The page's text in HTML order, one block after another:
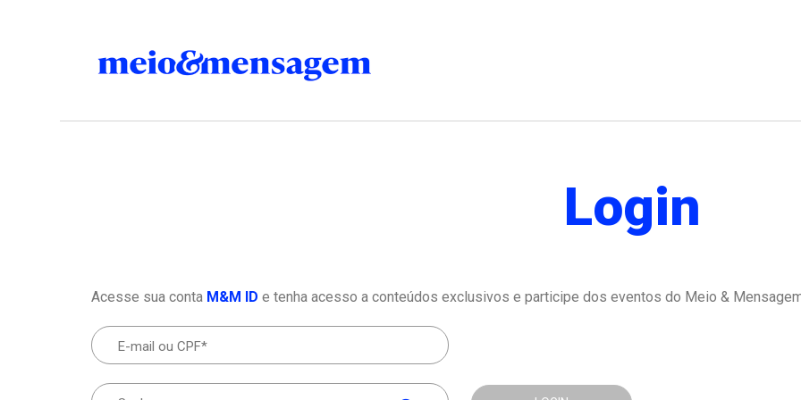
Login
Acesse sua conta M&M ID e tenha acesso a conteúdos exclusivos e participe dos eventos do Meio &